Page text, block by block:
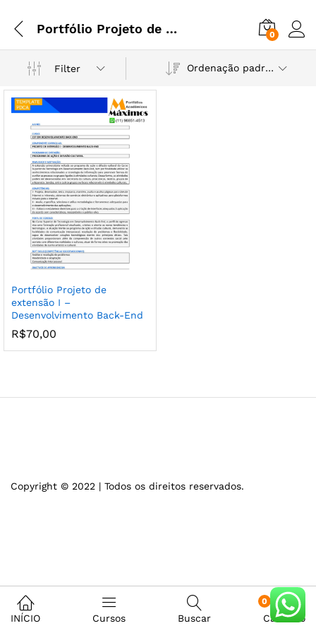
Portfólio Projeto de extensão I - Desenvolvimento Back-End 0
Filter Ordenação padrão
Portfólio Projeto de
extensão I –
Desenvolvimento Back-End
R$70,00
Copyright © 2022 | Todos os direitos reservados.
INÍCIO Cursos Buscar
0
Carrinho